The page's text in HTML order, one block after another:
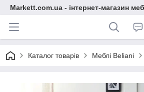
Markett.com.ua - інтернет-магазин
Каталог товарів Меблі Beliani